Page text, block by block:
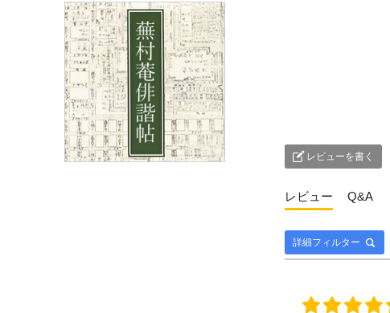
レビューを書く
レビュー Q&A
詳細フィルター